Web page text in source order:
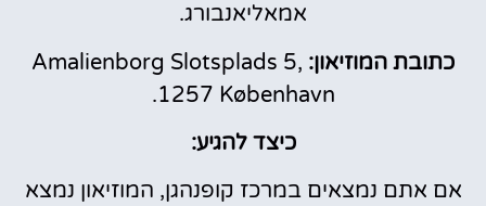
אמאליאנבורג.
כתובת המוזיאון: Amalienborg Slotsplads 5,
1257 København.
כיצד להגיע:
אם אתם נמצאים במרכז קופנהגן, המוזיאון נמצא